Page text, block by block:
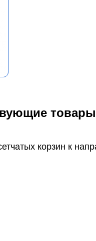
товары
корзин к